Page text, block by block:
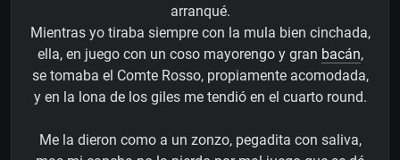
arranqué.
Mientras yo tiraba siempre con la mula bien cinchada,
ella, en juego con un coso mayorengo y gran bacán,
se tomaba el Comte Rosso, propiamente acomodada,
y en la lona de los giles me tendió en el cuarto round.
Me la dieron como a un zonzo, pegadita con saliva,